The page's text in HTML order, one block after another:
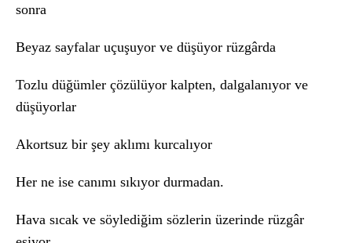
sonra
Beyaz sayfalar uçuşuyor ve düşüyor rüzgârda
Tozlu düğümler çözülüyor kalpten, dalgalanıyor ve
düşüyorlar
Akortsuz bir şey aklımı kurcalıyor
Her ne ise canımı sıkıyor durmadan.
Hava sıcak ve söylediğim sözlerin üzerinde rüzgâr